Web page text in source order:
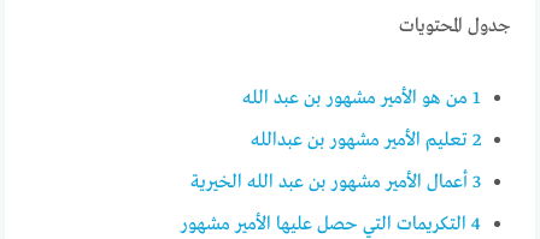
جدول المحتويات
1 من هو الأمير مشهور بن عبد الله
2 تعليم الأمير مشهور بن عبدالله
3 أعمال الأمير مشهور بن عبد الله الخيرية
4 التكريمات التي حصل عليها الأمير مشهور